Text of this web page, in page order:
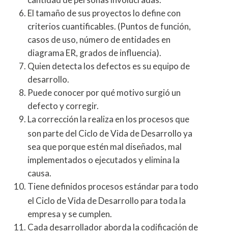
El tamaño de sus proyectos lo define con
criterios cuantificables. (Puntos de función,
casos de uso, número de entidades en
diagrama ER, grados de influencia).
Quien detecta los defectos es su equipo de
desarrollo.
Puede conocer por qué motivo surgió un
defecto y corregir.
La corrección la realiza en los procesos que
son parte del Ciclo de Vida de Desarrollo ya
sea que porque estén mal diseñados, mal
implementados o ejecutados y elimina la
causa.
Tiene definidos procesos estándar para todo
el Ciclo de Vida de Desarrollo para toda la
empresa y se cumplen.
Cada desarrollador aborda la codificación de